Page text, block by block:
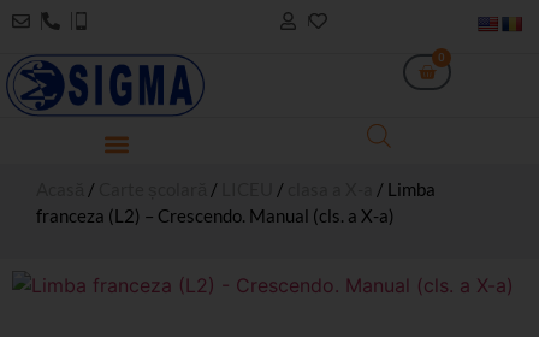
0
/ / /
/ Limba
franceza (L2) – Crescendo. Manual (cls. a X-a)